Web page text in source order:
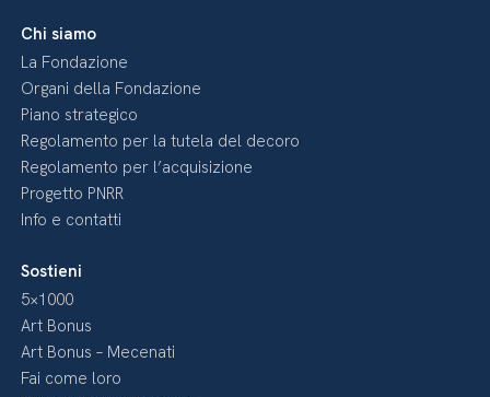
Chi siamo
La Fondazione
Organi della Fondazione
Piano strategico
Regolamento per la tutela del decoro
Regolamento per l’acquisizione
Progetto PNRR
Info e contatti
Sostieni
5×1000
Art Bonus
Art Bonus – Mecenati
Fai come loro